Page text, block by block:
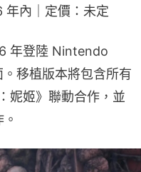
年內｜定價：未定
年登陸 Nintendo
移植版本將包含所有
妮姬》聯動合作，並